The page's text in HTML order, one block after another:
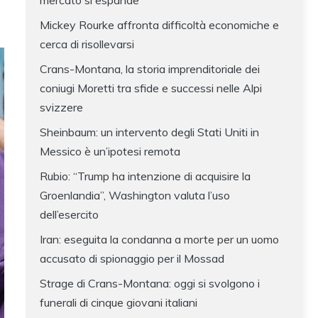
Mickey Rourke affronta difficoltà economiche e
cerca di risollevarsi
Crans-Montana, la storia imprenditoriale dei
coniugi Moretti tra sfide e successi nelle Alpi
svizzere
Sheinbaum: un intervento degli Stati Uniti in
Messico è un’ipotesi remota
Rubio: “Trump ha intenzione di acquisire la
Groenlandia”, Washington valuta l’uso
dell’esercito
Iran: eseguita la condanna a morte per un uomo
accusato di spionaggio per il Mossad
Strage di Crans-Montana: oggi si svolgono i
funerali di cinque giovani italiani